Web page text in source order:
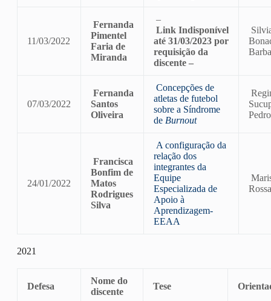
11/03/2022
Fernanda
Pimentel
Faria de
Miranda
–
Link Indisponível
até 31/03/2023 por
requisição da
discente –
07/03/2022
Fernanda
Santos
Oliveira
Concepções de
atletas de futebol
sobre a Síndrome
de Burnout
24/01/2022
Francisca
Bonfim de
Matos
Rodrigues
Silva
A configuração da
relação dos
integrantes da
Equipe
Especializada de
Apoio à
Aprendizagem-
EEAA
2021
Defesa
Nome do
discente
Tese